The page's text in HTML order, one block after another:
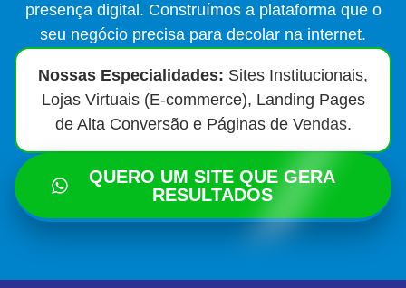
presença digital. Construímos a plataforma que o
seu negócio precisa para decolar na internet.
Nossas Especialidades: Sites Institucionais,
Lojas Virtuais (E-commerce), Landing Pages
de Alta Conversão e Páginas de Vendas.
QUERO UM SITE QUE GERA
RESULTADOS